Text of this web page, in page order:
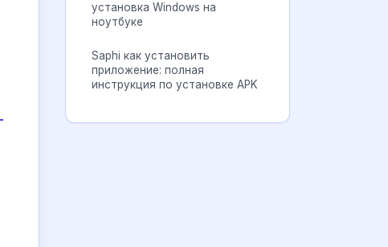
установка Windows на
ноутбуке
Saphi как установить
приложение: полная
инструкция по установке APK